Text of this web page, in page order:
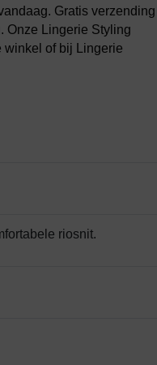
Gratis verzending
Onze Lingerie Styling
winkel of bij Lingerie
riosnit.